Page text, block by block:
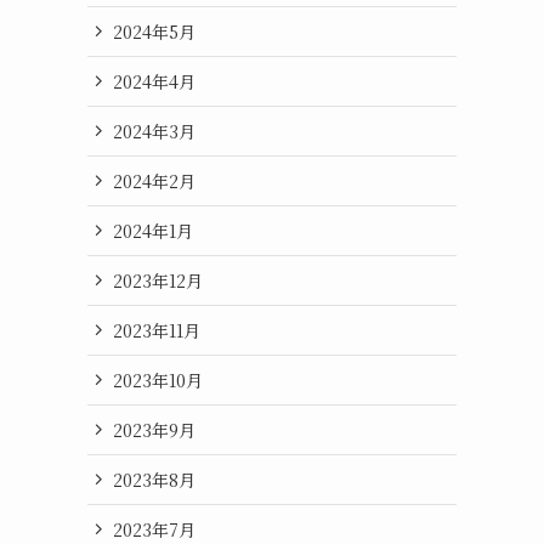
2024年5月
2024年4月
2024年3月
2024年2月
2024年1月
2023年12月
2023年11月
2023年10月
2023年9月
2023年8月
2023年7月